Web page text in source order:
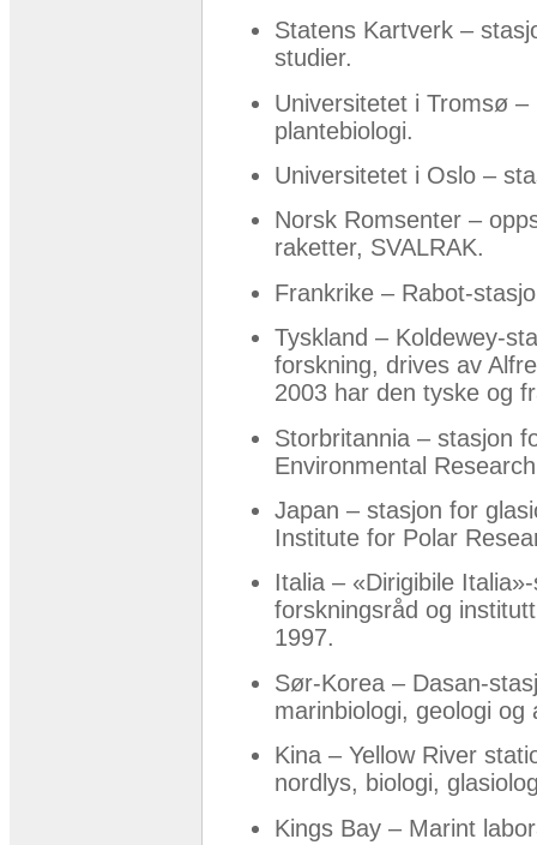
Statens Kartverk –
studier.
Universitetet i Tromsø
plantebiologi.
Universitetet i Oslo –
Norsk Romsenter –
raketter, SVALRAK.
Frankrike – Rabot-
Tyskland – Koldewey-
forskning, drives av
2003 har den tyske og
Storbritannia – stasjon
Environmental
Japan – stasjon for
Institute for Polar
Italia – «Dirigibile
forskningsråd og
1997.
Sør-Korea – Dasan-
marinbiologi, geologi
Kina – Yellow River
nordlys, biologi,
Kings Bay – Marint